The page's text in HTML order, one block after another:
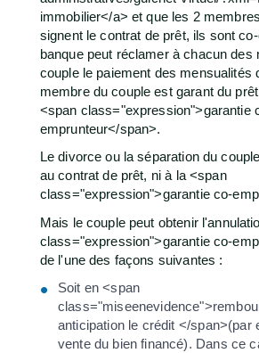
immobilier</a> et que les 2
signent le contrat de prêt, ils sont
banque peut réclamer à chacun des
couple le paiement des mensualités
membre du couple est garant du
<span class="expression">garantie
emprunteur</span>.
Le divorce ou la séparation du
au contrat de prêt, ni à la <span
class="expression">garantie co-
Mais le couple peut obtenir
class="expression">garantie co-
de l'une des façons suivantes :
Soit en <span
anticipation le crédit </span>(par
vente du bien financé). Dans ce